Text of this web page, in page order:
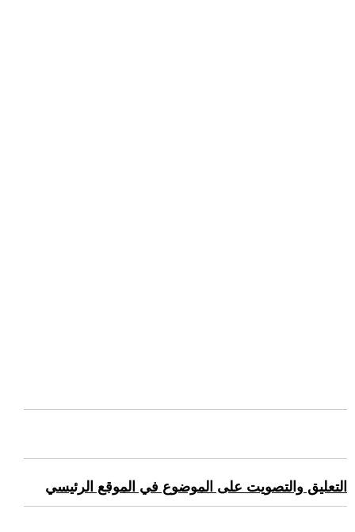
التعليق والتصويت على الموضوع في الموقع الرئيسي